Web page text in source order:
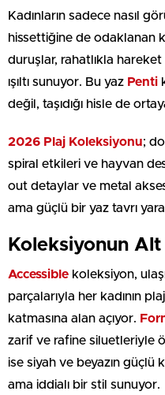
Kadınların sadece nasıl
hissettiğine de odaklanan
duruşlar, rahatlıkla
ışıltı sunuyor. Bu yaz Penti
değil, taşıdığı hisle de
2026 Plaj Koleksiyonu;
spiral etkileri ve hayvan
out detaylar ve metal
ama güçlü bir yaz tavrı
Koleksiyonun Alt
Accessible koleksiyon,
parçalarıyla her kadının
katmasına alan açıyor.
zarif ve rafine siluetleriyle
ise siyah ve beyazın güçlü
ama iddialı bir stil sunuyor.